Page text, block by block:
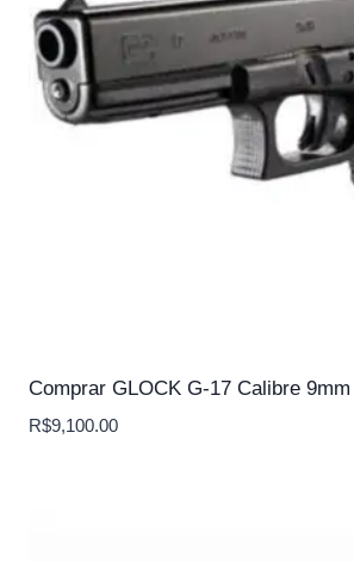
Comprar GLOCK G-17 Calibre 9mm
R$9,100.00